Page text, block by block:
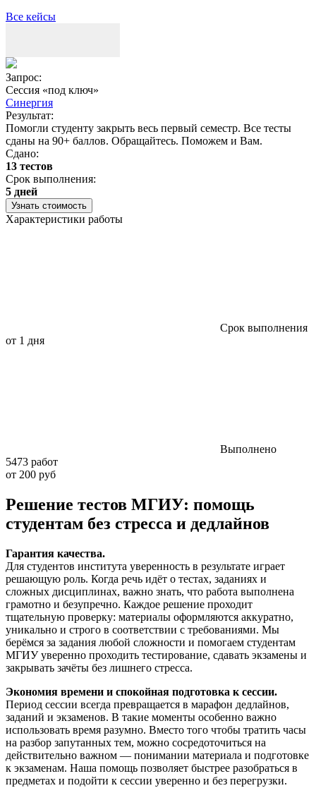
Все кейсы
Запрос:
Сессия «под ключ»
Синергия
Результат:
Помогли студенту закрыть весь первый семестр. Все тесты
сданы на 90+ баллов. Обращайтесь. Поможем и Вам.
Сдано:
13 тестов
Срок выполнения:
5 дней
Узнать стоимость
Характеристики работы
Срок выполнения
от 1 дня
Выполнено
5473 работ
от 200 руб
Решение тестов МГИУ: помощь
студентам без стресса и дедлайнов
Гарантия качества.
Для студентов института уверенность в результате играет
решающую роль. Когда речь идёт о тестах, заданиях и
сложных дисциплинах, важно знать, что работа выполнена
грамотно и безупречно. Каждое решение проходит
тщательную проверку: материалы оформляются аккуратно,
уникально и строго в соответствии с требованиями. Мы
берёмся за задания любой сложности и помогаем студентам
МГИУ уверенно проходить тестирование, сдавать экзамены и
закрывать зачёты без лишнего стресса.
Экономия времени и спокойная подготовка к сессии.
Период сессии всегда превращается в марафон дедлайнов,
заданий и экзаменов. В такие моменты особенно важно
использовать время разумно. Вместо того чтобы тратить часы
на разбор запутанных тем, можно сосредоточиться на
действительно важном — понимании материала и подготовке
к экзаменам. Наша помощь позволяет быстрее разобраться в
предметах и подойти к сессии уверенно и без перегрузки.